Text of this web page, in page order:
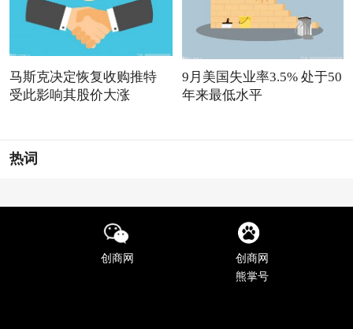
马斯克决定恢复收购推特
受此影响其股价大涨
9月美国失业率3.5% 处于50
年来最低水平
热词
创商网
创商网
熊掌号